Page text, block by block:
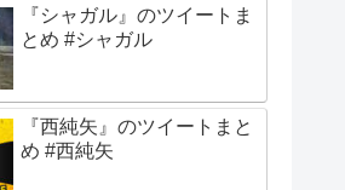
『シャガル』のツイートま
とめ #シャガル
『西純矢』のツイートまと
め #西純矢